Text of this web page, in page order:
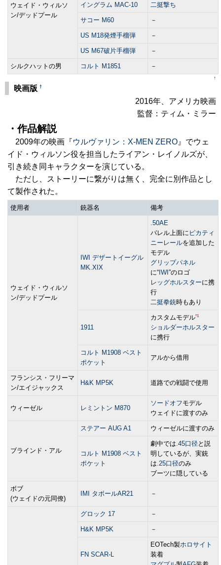
ウェイド・ウィルソ
ン/デッドプール
イングラム MAC-10 二挺撃ち
サコー M60 －
US M18発煙手榴弾 －
US M67破片手榴弾 －
シルクハットの男 コルト M1851 －
↑
映画版 †
2016年、アメリカ映画
監督：ティム・ミラー
・作品解説
2009年の映画『ウルヴァリン：X-MEN ZERO 』でウェ
イド・ウィルソン役を担当したライアン・レイノルズが、
引き続き同キャラクターを演じている。
ただし、ストーリーに繋がりは無く、完全に別作品とし
て製作された。
使用者 銃器名 備考
ウェイド・ウィルソ
ン/デッドプール
IWI デザートイーグル
MK.XIX
.50AE
バレル上面に ピカティ
ニーレールを追加した
モデル
グリップパネル
に“ IWI ”のロゴ
レッグホルスターに携
行
二挺拳銃時もあり
1911
カスタムモデル*1
ショルダーホルスター
に携行
コルト M1908 ベスト
ポケット
アルから借用
フランシス・フリーマ
ン/エイジャックス
H&K MP5K 道路での戦闘で使用
ウィーゼル レミントン M870
ソードオフモデル
ウェイドに渡すのみ
ブラインド・アル
ステアー AUG A1 ウィーゼルに渡すのみ
コルト M1908 ベスト
ポケット
劇中では.45口径と説
明しているが、実銃
は.25口径のみ
ブーツに隠している
ボブ
(ウェイドの元同僚)
IMI タボールAR21 －
グロック 17 －
H&K MP5K －
FN SCAR-L
EOTech製ホロサイト
装着